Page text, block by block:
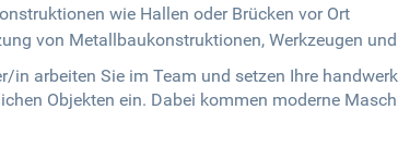
wie Hallen oder Brücken vor Ort
von Metallbaukonstruktionen, Werkzeugen
in arbeiten Sie im Team und setzen Ihre
Objekten ein. Dabei kommen moderne